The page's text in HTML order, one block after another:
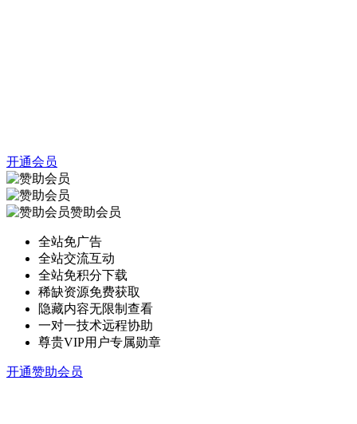
开通会员
赞助会员
全站免广告
全站交流互动
全站免积分下载
稀缺资源免费获取
隐藏内容无限制查看
一对一技术远程协助
尊贵VIP用户专属勋章
开通赞助会员